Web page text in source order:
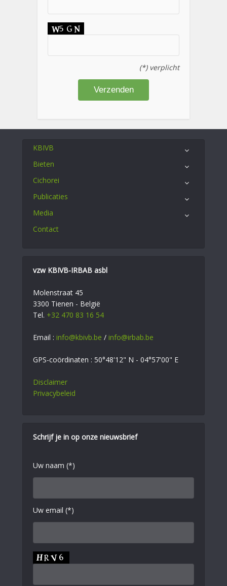
(*) verplicht
KBIVB
Bieten
Cichorei
Publicaties
Media
Contact
vzw KBIVB-IRBAB asbl
Molenstraat 45
3300 Tienen - België
Tel. +32 470 83 16 54
Email : info@kbivb.be / info@irbab.be
GPS-coördinaten : 50°48'12" N - 04°57'00" E
Disclaimer
Privacybeleid
Schrijf je in op onze nieuwsbrief
Uw naam (*)
Uw email (*)